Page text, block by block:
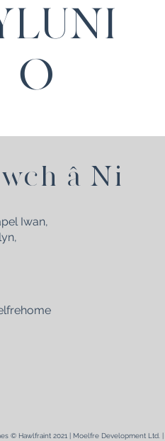
O
â Ni
Iwan,
© Hawlfraint 2021 | Moelfre Development Ltd. |